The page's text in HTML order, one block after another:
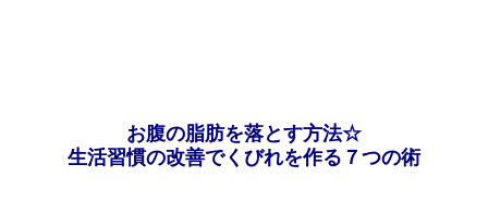
お腹の脂肪を落とす方法☆
生活習慣の改善でくびれを作る７つの術